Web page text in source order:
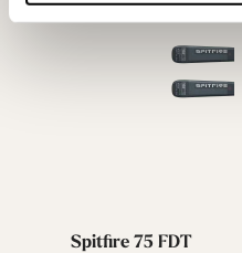
Spitfire 75 FDT